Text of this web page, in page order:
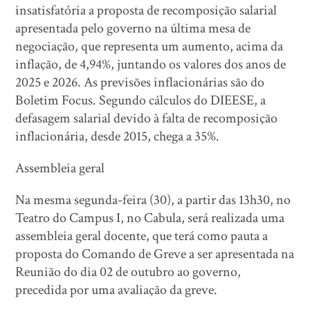
insatisfatória a proposta de recomposição salarial
apresentada pelo governo na última mesa de
negociação, que representa um aumento, acima da
inflação, de 4,94%, juntando os valores dos anos de
2025 e 2026. As previsões inflacionárias são do
Boletim Focus. Segundo cálculos do DIEESE, a
defasagem salarial devido à falta de recomposição
inflacionária, desde 2015, chega a 35%.
Assembleia geral
Na mesma segunda-feira (30), a partir das 13h30, no
Teatro do Campus I, no Cabula, será realizada uma
assembleia geral docente, que terá como pauta a
proposta do Comando de Greve a ser apresentada na
Reunião do dia 02 de outubro ao governo,
precedida por uma avaliação da greve.